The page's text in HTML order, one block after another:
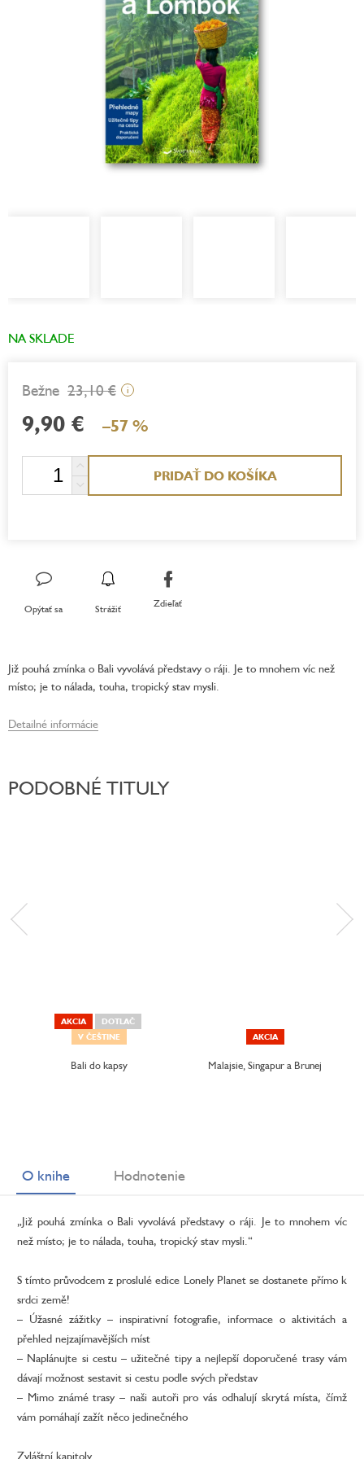
NA SKLADE
23,10 € i
9,90 € –57 %
PRIDAŤ DO KOŠÍKA
Opýtať sa Strážiť Zdieľať
Již pouhá zmínka o Bali vyvolává představy o ráji. Je to mnohem víc než
místo; je to nálada, touha, tropický stav mysli.
Detailné informácie
PODOBNÉ TITULY
AKCIA
DOTLAČ
V ČEŠTINE
Bali do kapsy
AKCIA
Malajsie, Singapur a Brunej
O knihe Hodnotenie
„Již pouhá zmínka o Bali vyvolává představy o ráji. Je to mnohem víc
než místo; je to nálada, touha, tropický stav mysli.“
S tímto průvodcem z proslulé edice Lonely Planet se dostanete přímo k
srdci země!
– Úžasné zážitky – inspirativní fotografie, informace o aktivitách a
přehled nejzajímavějších míst
– Naplánujte si cestu – užitečné tipy a nejlepší doporučené trasy vám
dávají možnost sestavit si cestu podle svých představ
– Mimo známé trasy – naši autoři pro vás odhalují skrytá místa, čímž
vám pomáhají zažít něco jedinečného
Zvláštní kapitoly